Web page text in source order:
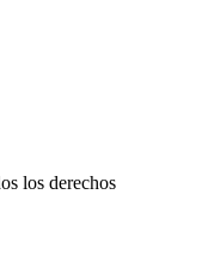
los derechos